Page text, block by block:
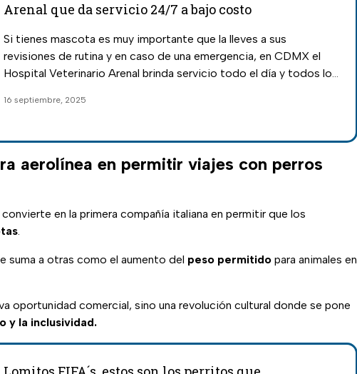
Arenal que da servicio 24/7 a bajo costo
Si tienes mascota es muy importante que la lleves a sus
revisiones de rutina y en caso de una emergencia, en CDMX el
Hospital Veterinario Arenal brinda servicio todo el día y todos los
16 septiembre, 2025
aerolínea en permitir viajes con perros
en la primera compañía italiana en permitir que los
.
suma a otras como el aumento del peso permitido para animales en
oportunidad comercial, sino una revolución cultural donde se pone
y la inclusividad.